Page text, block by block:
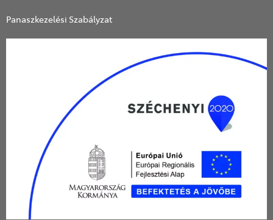
Panaszkezelési Szabályzat